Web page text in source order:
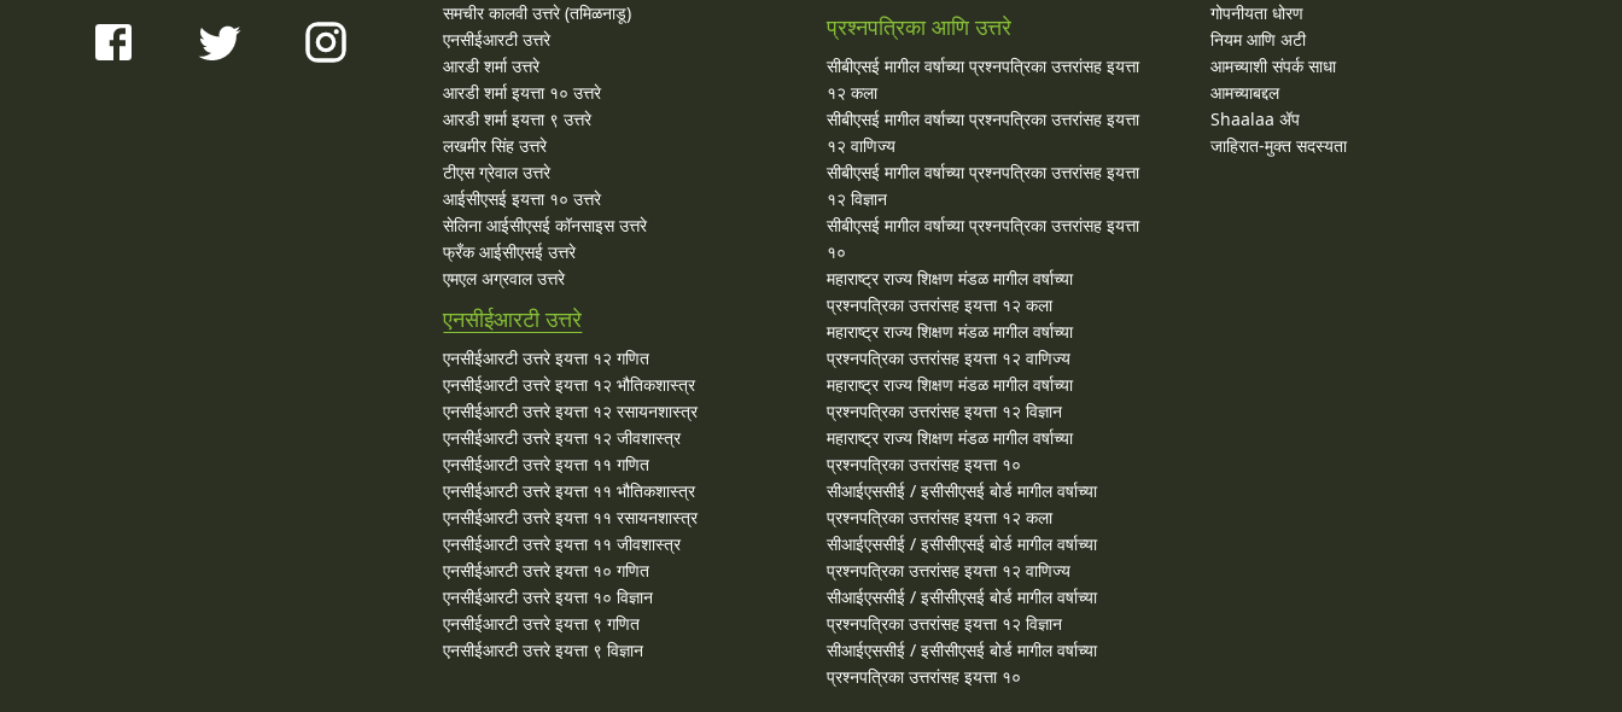
समचीर कालवी उत्तरे (तमिळनाडू)
एनसीईआरटी उत्तरे
आरडी शर्मा उत्तरे
आरडी शर्मा इयत्ता १० उत्तरे
आरडी शर्मा इयत्ता ९ उत्तरे
लखमीर सिंह उत्तरे
टीएस ग्रेवाल उत्तरे
आईसीएसई इयत्ता १० उत्तरे
सेलिना आईसीएसई कॉनसाइस उत्तरे
फ्रँक आईसीएसई उत्तरे
एमएल अग्रवाल उत्तरे
एनसीईआरटी उत्तरे
एनसीईआरटी उत्तरे इयत्ता १२ गणित
एनसीईआरटी उत्तरे इयत्ता १२ भौतिकशास्त्र
एनसीईआरटी उत्तरे इयत्ता १२ रसायनशास्त्र
एनसीईआरटी उत्तरे इयत्ता १२ जीवशास्त्र
एनसीईआरटी उत्तरे इयत्ता ११ गणित
एनसीईआरटी उत्तरे इयत्ता ११ भौतिकशास्त्र
एनसीईआरटी उत्तरे इयत्ता ११ रसायनशास्त्र
एनसीईआरटी उत्तरे इयत्ता ११ जीवशास्त्र
एनसीईआरटी उत्तरे इयत्ता १० गणित
एनसीईआरटी उत्तरे इयत्ता १० विज्ञान
एनसीईआरटी उत्तरे इयत्ता ९ गणित
एनसीईआरटी उत्तरे इयत्ता ९ विज्ञान
प्रश्नपत्रिका आणि उत्तरे
सीबीएसई मागील वर्षाच्या प्रश्‍नपत्रिका उत्तरांसह इयत्ता
१२ कला
सीबीएसई मागील वर्षाच्या प्रश्‍नपत्रिका उत्तरांसह इयत्ता
१२ वाणिज्य
सीबीएसई मागील वर्षाच्या प्रश्‍नपत्रिका उत्तरांसह इयत्ता
१२ विज्ञान
सीबीएसई मागील वर्षाच्या प्रश्‍नपत्रिका उत्तरांसह इयत्ता
१०
महाराष्ट्र राज्य शिक्षण मंडळ मागील वर्षाच्या
प्रश्‍नपत्रिका उत्तरांसह इयत्ता १२ कला
महाराष्ट्र राज्य शिक्षण मंडळ मागील वर्षाच्या
प्रश्‍नपत्रिका उत्तरांसह इयत्ता १२ वाणिज्य
महाराष्ट्र राज्य शिक्षण मंडळ मागील वर्षाच्या
प्रश्‍नपत्रिका उत्तरांसह इयत्ता १२ विज्ञान
महाराष्ट्र राज्य शिक्षण मंडळ मागील वर्षाच्या
प्रश्‍नपत्रिका उत्तरांसह इयत्ता १०
सीआईएससीई / इसीसीएसई बोर्ड मागील वर्षाच्या
प्रश्‍नपत्रिका उत्तरांसह इयत्ता १२ कला
सीआईएससीई / इसीसीएसई बोर्ड मागील वर्षाच्या
प्रश्‍नपत्रिका उत्तरांसह इयत्ता १२ वाणिज्य
सीआईएससीई / इसीसीएसई बोर्ड मागील वर्षाच्या
प्रश्‍नपत्रिका उत्तरांसह इयत्ता १२ विज्ञान
सीआईएससीई / इसीसीएसई बोर्ड मागील वर्षाच्या
प्रश्‍नपत्रिका उत्तरांसह इयत्ता १०
गोपनीयता धोरण
नियम आणि अटी
आमच्याशी संपर्क साधा
आमच्याबद्दल
Shaalaa ॲप
जाहिरात-मुक्त सदस्यता